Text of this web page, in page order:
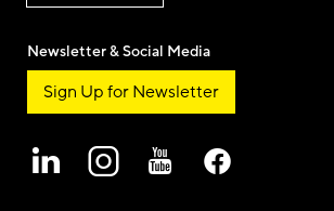
Newsletter & Social Media
Sign Up for Newsletter